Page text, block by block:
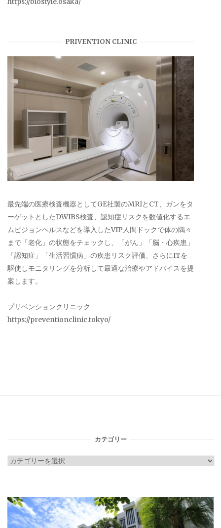
PRIVENTION CLINIC
最先端の医療検査機器としてGE社製のMRIとCT、ガンをタ
ーゲットとしたDWIBS検査、認知症リスクを数値化するエ
ムビジョンヘルスなどを導入したVIP人間ドックで体の隅々
まで「老化」の状態をチェックし、「がん」「脳・心疾患」
「認知症」「生活習慣病」の疾患リスク評価、さらにITを
駆使しモニタリングを分析して最適な治療やアドバイスを提
案します。
プリベンションクリニック
https://preventionclinic.tokyo/
カテゴリー
カ
リ
ー